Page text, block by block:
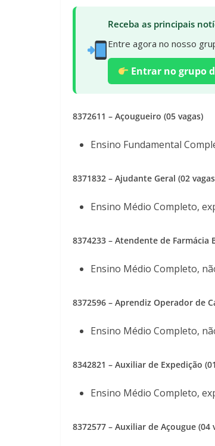
Receba as principais
Entre agora no nosso
Entrar no grupo
8372611 – Açougueiro (05 vagas)
Ensino Fundamental
8371832 – Ajudante Geral (02
Ensino Médio Completo,
8374233 – Atendente de Farmácia
Ensino Médio Completo,
8372596 – Aprendiz Operador de
Ensino Médio Completo,
8342821 – Auxiliar de Expedição
Ensino Médio Completo,
8372577 – Auxiliar de Açougue (04